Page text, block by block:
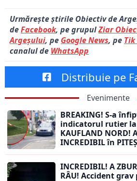
Urmărește știrile Obiectiv de
deFacebook, pe grupulZiar
Argeșului, pe Google News, pe Tik
canalul de WhatsApp
Distribuie pe
Evenimente
BREAKING! S-a
indicatorul rutier
KAUFLAND NORD!
INCREDIBIL în
INCREDIBIL! A
RÂU! Accident